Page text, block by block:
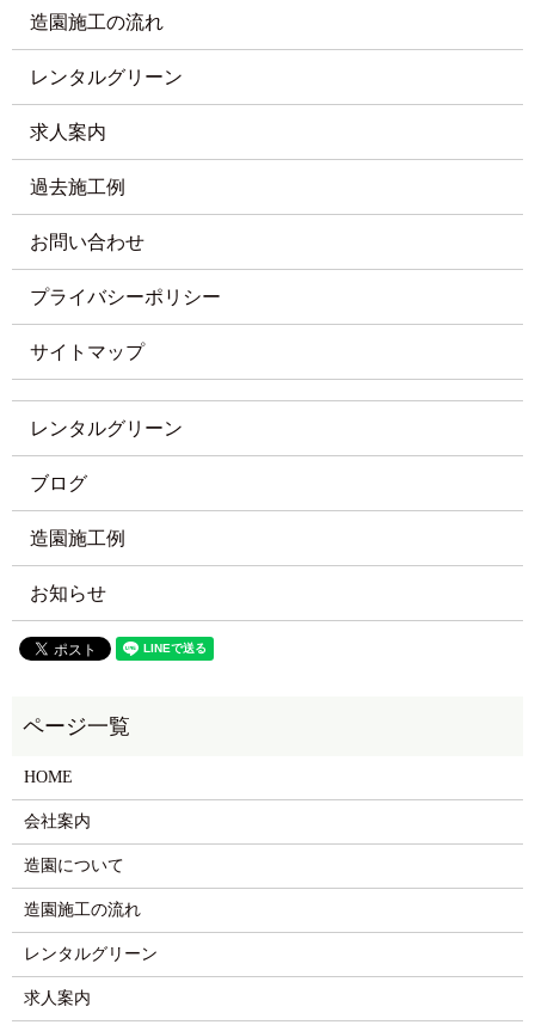
造園施工の流れ
レンタルグリーン
求人案内
過去施工例
お問い合わせ
プライバシーポリシー
サイトマップ
レンタルグリーン
ブログ
造園施工例
お知らせ
HOME
会社案内
造園について
造園施工の流れ
レンタルグリーン
求人案内